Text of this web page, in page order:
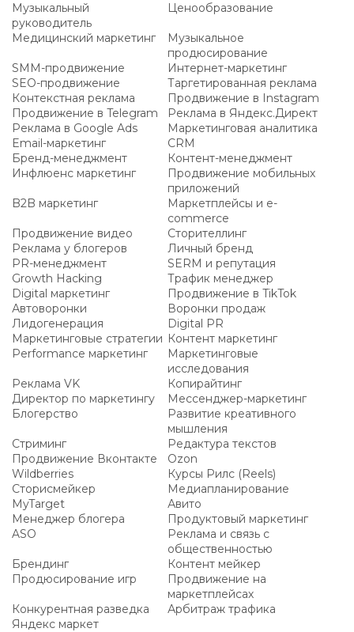
Музыкальный
руководитель
Ценообразование
Медицинский маркетинг
Музыкальное
продюсирование
SMM-продвижение
Интернет-маркетинг
SEO-продвижение
Таргетированная реклама
Контекстная реклама
Продвижение в Instagram
Продвижение в Telegram
Реклама в Яндекс.Директ
Реклама в Google Ads
Маркетинговая аналитика
Email-маркетинг
CRM
Бренд-менеджмент
Контент-менеджмент
Инфлюенс маркетинг
Продвижение мобильных
приложений
B2B маркетинг
Маркетплейсы и e-
commerce
Продвижение видео
Сторителлинг
Реклама у блогеров
Личный бренд
PR-менеджмент
SERM и репутация
Growth Hacking
Трафик менеджер
Digital маркетинг
Продвижение в TikTok
Автоворонки
Воронки продаж
Лидогенерация
Digital PR
Маркетинговые стратегии Контент маркетинг
Performance маркетинг
Маркетинговые
исследования
Реклама VK
Копирайтинг
Директор по маркетингу
Мессенджер-маркетинг
Блогерство
Развитие креативного
мышления
Стриминг
Редактура текстов
Продвижение Вконтакте
Ozon
Wildberries
Курсы Рилс (Reels)
Сторисмейкер
Медиапланирование
MyTarget
Авито
Менеджер блогера
Продуктовый маркетинг
ASO
Реклама и связь с
общественностью
Брендинг
Контент мейкер
Продюсирование игр
Продвижение на
маркетплейсах
Конкурентная разведка
Арбитраж трафика
Яндекс маркет